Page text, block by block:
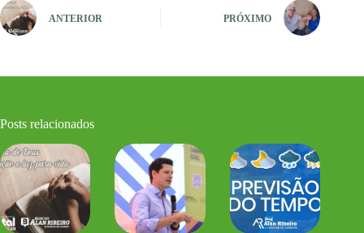
ANTERIOR PRÓXIMO
Posts relacionados